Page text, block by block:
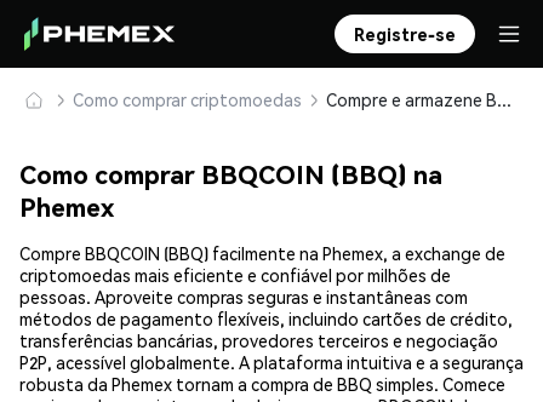
Registre-se
Como comprar criptomoedas Compre e armazene BBQCOIN (BBQ) com segurança
Como comprar BBQCOIN (BBQ) na
Phemex
Compre BBQCOIN (BBQ) facilmente na Phemex, a exchange de
criptomoedas mais eficiente e confiável por milhões de
pessoas. Aproveite compras seguras e instantâneas com
métodos de pagamento flexíveis, incluindo cartões de crédito,
transferências bancárias, provedores terceiros e negociação
P2P, acessível globalmente. A plataforma intuitiva e a segurança
robusta da Phemex tornam a compra de BBQ simples. Comece